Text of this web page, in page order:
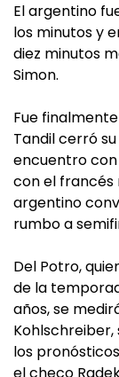
El argentino
los minutos y
diez minutos
Simon.
Fue
Tandil cerró
encuentro con
con el francés
argentino
rumbo a
Del Potro,
de la
años, se
los